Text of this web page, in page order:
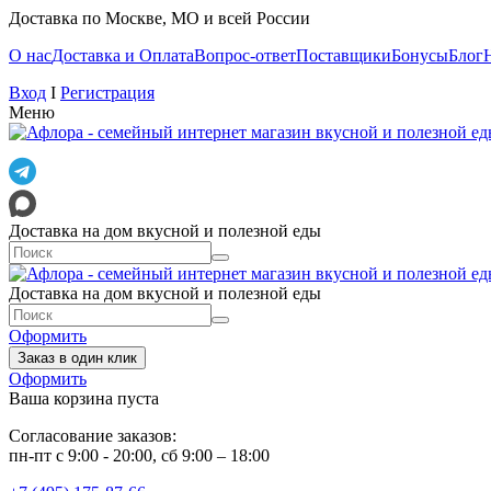
Доставка по Москве, МО и всей России
О насДоставка и ОплатаВопрос-ответПоставщикиБонусыБлог
Вход I Регистрация
Меню
Доставка на дом вкусной и полезной еды
Доставка на дом вкусной и полезной еды
Оформить
Заказ в один клик
Оформить
Ваша корзина пуста
Согласование заказов:
пн-пт с 9:00 - 20:00, сб 9:00 – 18:00